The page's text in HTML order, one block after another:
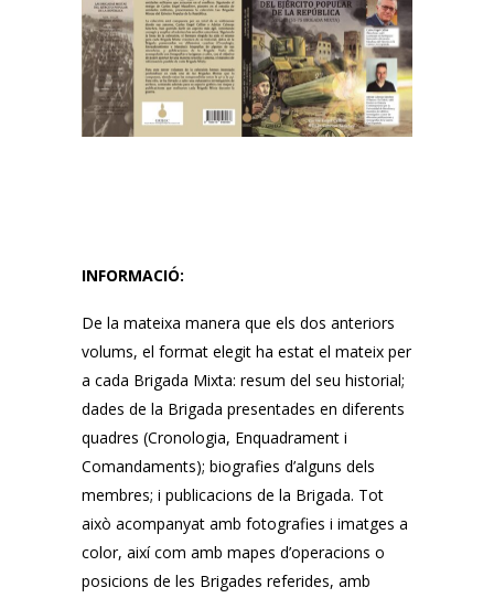
INFORMACIÓ:
De la mateixa manera que els dos anteriors
volums, el format elegit ha estat el mateix per
a cada Brigada Mixta: resum del seu historial;
dades de la Brigada presentades en diferents
quadres (Cronologia, Enquadrament i
Comandaments); biografies d’alguns dels
membres; i publicacions de la Brigada. Tot
això acompanyat amb fotografies i imatges a
color, així com amb mapes d’operacions o
posicions de les Brigades referides, amb